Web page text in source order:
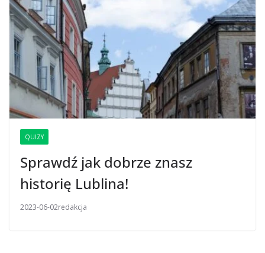
QUIZY
Sprawdź jak dobrze znasz
historię Lublina!
2023-06-02redakcja